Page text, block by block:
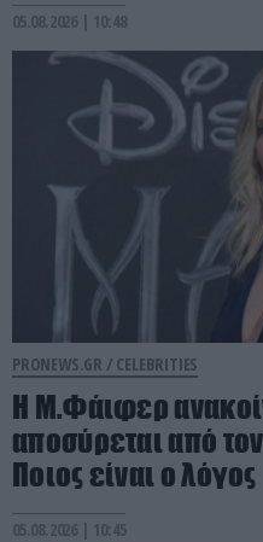
05.08.2026 | 10:48
PRONEWS.GR / CELEBRITIES
Η Μ.Φάιφερ
αποσύρεται από
Ποιος είναι ο λόγος
05.08.2026 | 10:45